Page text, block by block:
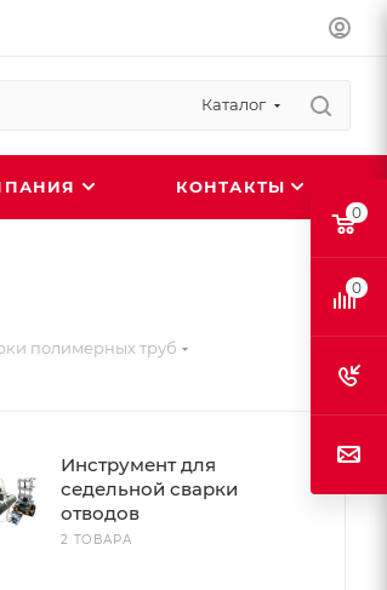
Каталог
КОНТАКТЫ
полимерных труб
Инструмент для
седельной сварки
отводов
2 ТОВАРА
0
0